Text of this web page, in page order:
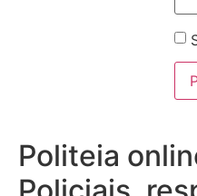
Politeia